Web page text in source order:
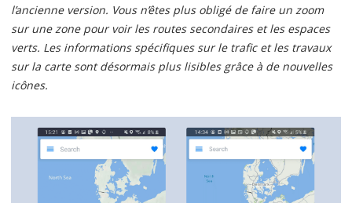
l’ancienne version. Vous n’êtes plus obligé de faire un zoom
sur une zone pour voir les routes secondaires et les espaces
verts. Les informations spécifiques sur le trafic et les travaux
sur la carte sont désormais plus lisibles grâce à de nouvelles
icônes.